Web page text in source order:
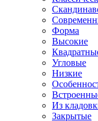
Форма
Высокие
Угловые
Низкие
Из
Закрытые